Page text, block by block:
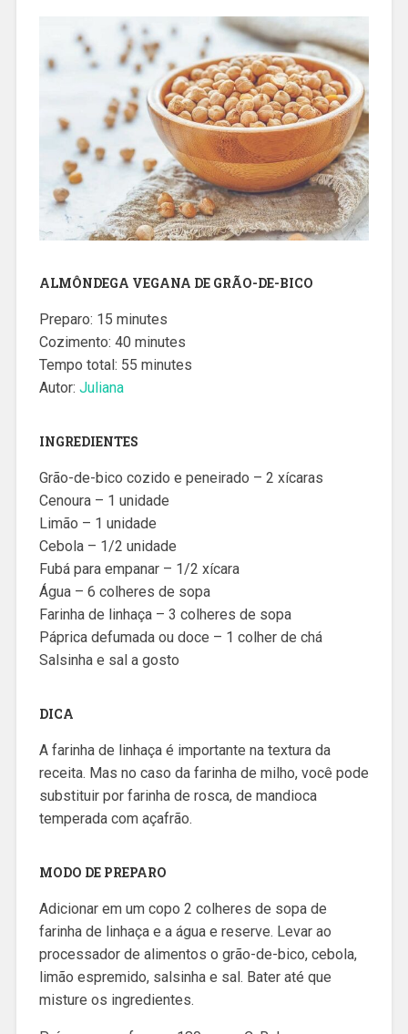
ALMÔNDEGA VEGANA DE GRÃO-DE-BICO
Preparo: 15 minutes
Cozimento: 40 minutes
Tempo total: 55 minutes
Autor: Juliana
INGREDIENTES
Grão-de-bico cozido e peneirado – 2 xícaras
Cenoura – 1 unidade
Limão – 1 unidade
Cebola – 1/2 unidade
Fubá para empanar – 1/2 xícara
Água – 6 colheres de sopa
Farinha de linhaça – 3 colheres de sopa
Páprica defumada ou doce – 1 colher de chá
Salsinha e sal a gosto
DICA
A farinha de linhaça é importante na textura da
receita. Mas no caso da farinha de milho, você pode
substituir por farinha de rosca, de mandioca
temperada com açafrão.
MODO DE PREPARO
Adicionar em um copo 2 colheres de sopa de
farinha de linhaça e a água e reserve. Levar ao
processador de alimentos o grão-de-bico, cebola,
limão espremido, salsinha e sal. Bater até que
misture os ingredientes.